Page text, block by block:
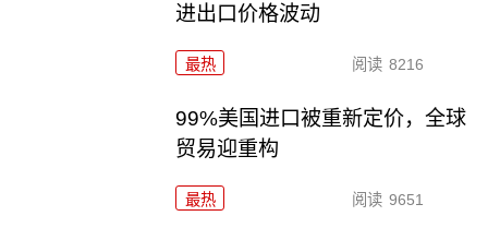
进出口价格波动
最热 阅读 8216
99%美国进口被重新定价，全球
贸易迎重构
最热 阅读 9651